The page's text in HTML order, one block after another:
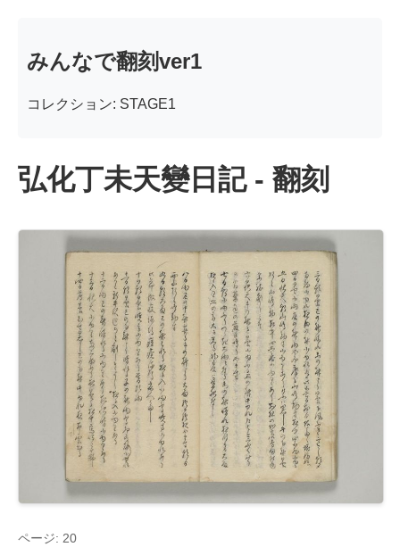
みんなで翻刻ver1
コレクション: STAGE1
弘化丁未天變日記 - 翻刻
ページ: 20